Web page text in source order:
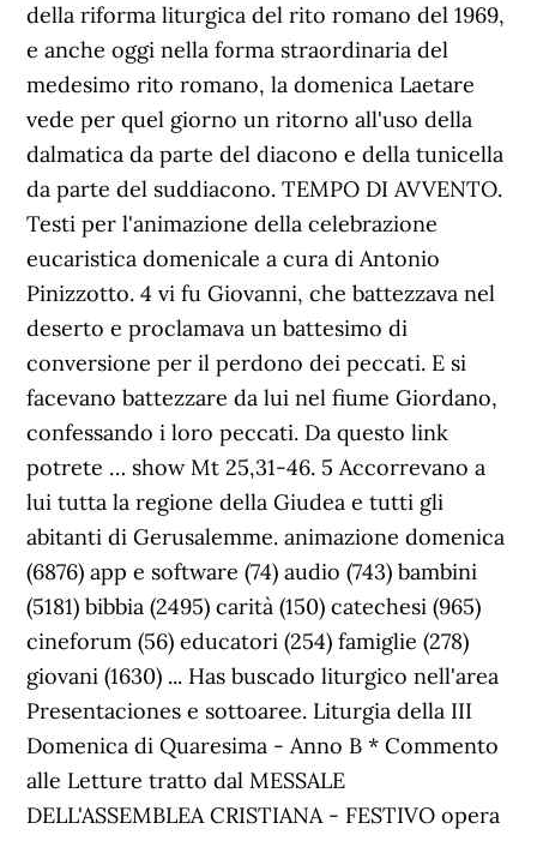
della riforma liturgica del rito romano del 1969,
e anche oggi nella forma straordinaria del
medesimo rito romano, la domenica Laetare
vede per quel giorno un ritorno all'uso della
dalmatica da parte del diacono e della tunicella
da parte del suddiacono. TEMPO DI AVVENTO.
Testi per l'animazione della celebrazione
eucaristica domenicale a cura di Antonio
Pinizzotto. 4 vi fu Giovanni, che battezzava nel
deserto e proclamava un battesimo di
conversione per il perdono dei peccati. E si
facevano battezzare da lui nel fiume Giordano,
confessando i loro peccati. Da questo link
potrete … show Mt 25,31-46. 5 Accorrevano a
lui tutta la regione della Giudea e tutti gli
abitanti di Gerusalemme. animazione domenica
(6876) app e software (74) audio (743) bambini
(5181) bibbia (2495) carità (150) catechesi (965)
cineforum (56) educatori (254) famiglie (278)
giovani (1630) ... Has buscado liturgico nell'area
Presentaciones e sottoaree. Liturgia della III
Domenica di Quaresima - Anno B * Commento
alle Letture tratto dal MESSALE
DELL'ASSEMBLEA CRISTIANA - FESTIVO opera